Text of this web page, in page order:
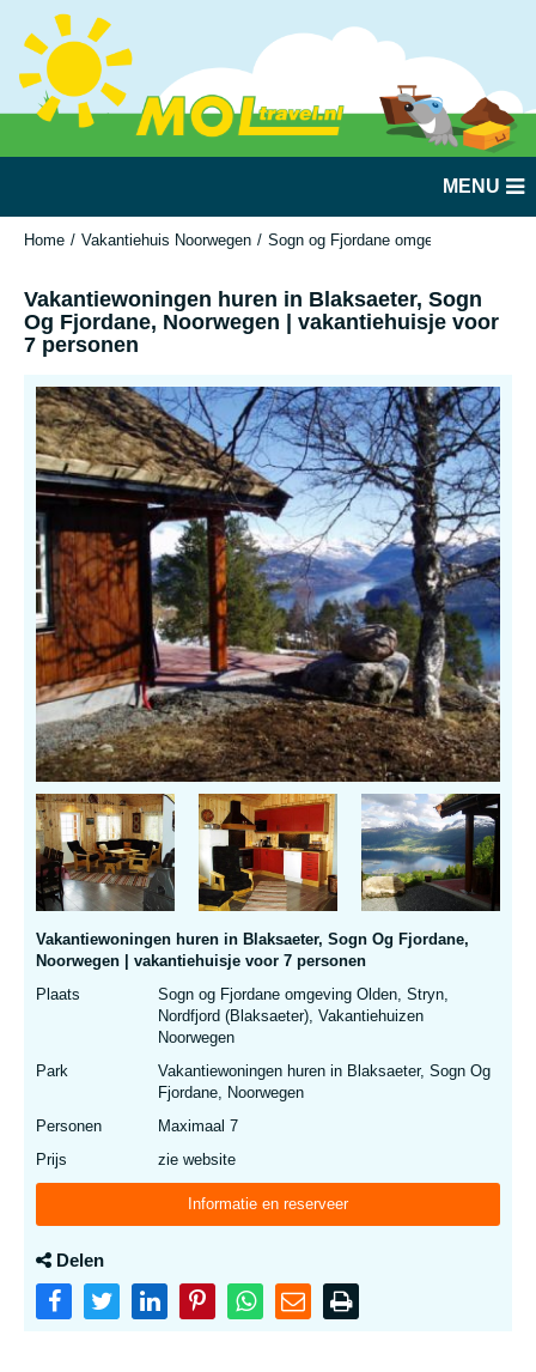
MENU
Home Vakantiehuis Noorwegen Sogn og Fjordane omgeving Olden,
Vakantiewoningen huren in Blaksaeter, Sogn
Og Fjordane, Noorwegen | vakantiehuisje voor
7 personen
Vakantiewoningen huren in Blaksaeter, Sogn Og Fjordane,
Noorwegen | vakantiehuisje voor 7 personen
Plaats
Sogn og Fjordane omgeving Olden, Stryn,
Nordfjord (Blaksaeter), Vakantiehuizen
Noorwegen
Park
Vakantiewoningen huren in Blaksaeter, Sogn Og
Fjordane, Noorwegen
Personen
Maximaal 7
Prijs
zie website
Informatie en reserveer
Delen